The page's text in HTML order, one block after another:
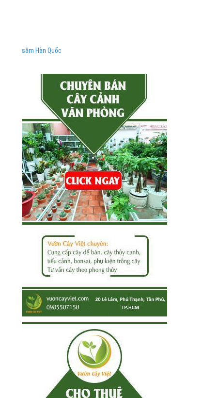
sâm Hàn Quốc